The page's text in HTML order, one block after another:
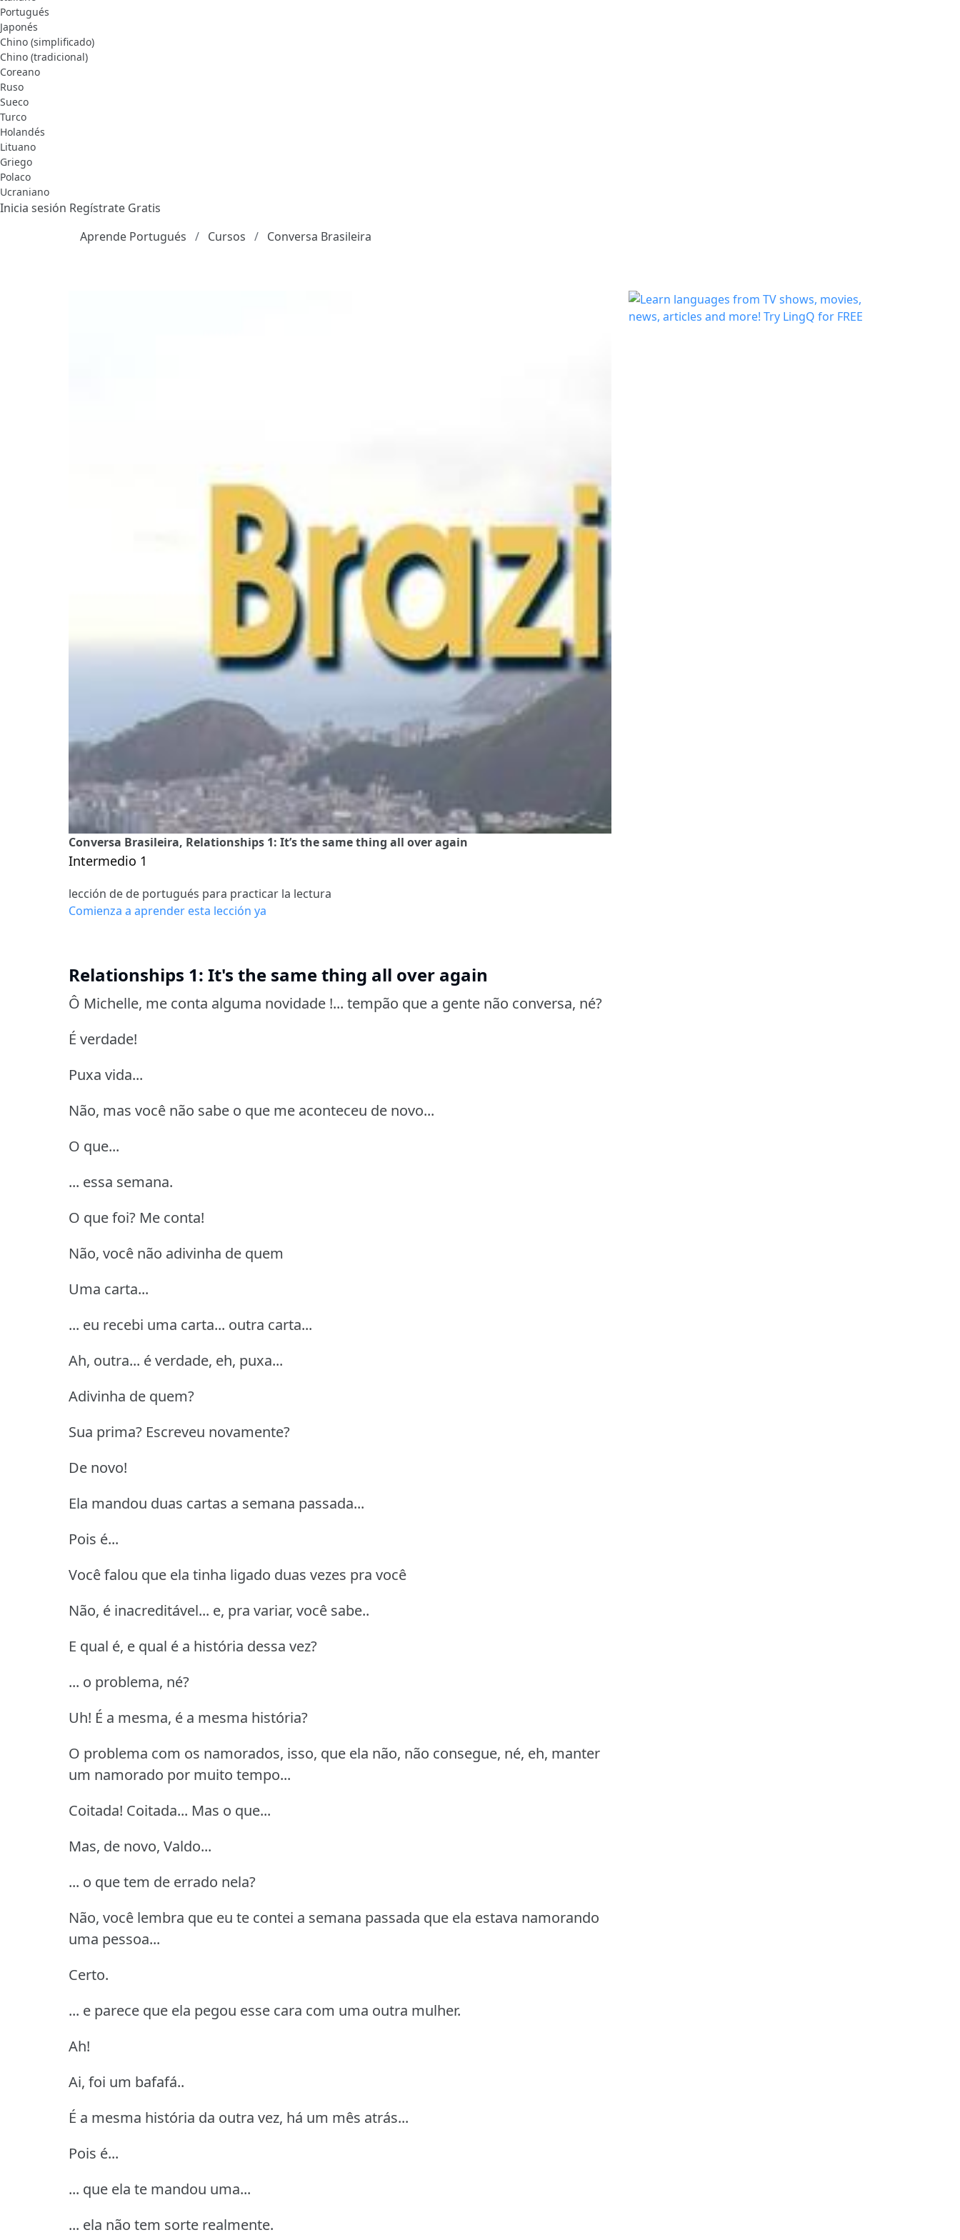
Portugués
Japonés
Chino (simplificado)
Chino (tradicional)
Coreano
Ruso
Sueco
Turco
Holandés
Lituano
Griego
Polaco
Ucraniano
Inicia sesión Regístrate Gratis
Aprende Portugués
Cursos Conversa Brasileira
Conversa Brasileira, Relationships 1: It’s the same thing all over again
Intermedio 1
lección de de portugués para practicar la lectura
Comienza a aprender esta lección ya
Relationships 1: It's the same thing all over again
Ô Michelle, me conta alguma novidade !... tempão que a gente não conversa, né?
É verdade!
Puxa vida...
Não, mas você não sabe o que me aconteceu de novo...
O que...
... essa semana.
O que foi? Me conta!
Não, você não adivinha de quem
Uma carta...
... eu recebi uma carta... outra carta...
Ah, outra... é verdade, eh, puxa...
Adivinha de quem?
Sua prima? Escreveu novamente?
De novo!
Ela mandou duas cartas a semana passada...
Pois é...
Você falou que ela tinha ligado duas vezes pra você
Não, é inacreditável... e, pra variar, você sabe..
E qual é, e qual é a história dessa vez?
... o problema, né?
Uh! É a mesma, é a mesma história?
O problema com os namorados, isso, que ela não, não consegue, né, eh, manter
um namorado por muito tempo...
Coitada! Coitada... Mas o que...
Mas, de novo, Valdo...
... o que tem de errado nela?
Não, você lembra que eu te contei a semana passada que ela estava namorando
uma pessoa...
Certo.
... e parece que ela pegou esse cara com uma outra mulher.
Ah!
Ai, foi um bafafá..
É a mesma história da outra vez, há um mês atrás...
Pois é...
... que ela te mandou uma...
... ela não tem sorte realmente.